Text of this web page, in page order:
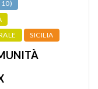
SICILIA